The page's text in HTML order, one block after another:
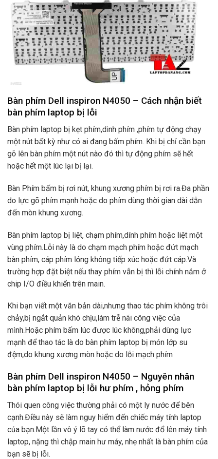
Bàn phím Dell inspiron N4050 – Cách nhận biết
bàn phím laptop bị lỗi
Bàn phím laptop bị kẹt phím,dinh phím ,phím tự động chạy
một nút bất kỳ như có ai đang bấm phím. Khi bị chỉ cần bạn
gõ lên bàn phím một nút nào đó thì tự động phím sẽ hết
hoặc hết một lúc lại bị lại.
Bàn Phím bấm bị rơi nút, khung xương phím bị rơi ra.Đa phần
do lực gõ phím mạnh hoặc do phím dùng thời gian dài dẫn
đến mòn khung xương.
Bàn phím laptop bị liệt, chạm phím,dính phím hoặc liệt một
vùng phím.Lỗi này là do chạm mạch phím hoặc đứt mạch
bàn phím, cáp phím lỏng không tiếp xúc hoặc đứt cáp.Và
trường hợp đặt biệt nếu thay phím vẫn bị thì lỗi chính nắm ở
chip I/O điều khiển trên main.
Khi bạn viết một văn bản dài,nhưng thao tác phím không trôi
chảy,bị ngắt quản khó chịu,làm trễ nãi công việc của
mình.Hoặc phím bấm lúc được lúc không,phải dùng lực
mạnh để thao tác là do bàn phím laptop bị món lớp su
đệm,do khung xương mòn hoặc do lỗi mạch phím
Bàn phím Dell inspiron N4050 – Nguyên nhân
bàn phím laptop bị lỗi hư phím , hỏng phím
Thói quen công việc thường phải có một ly nước để bên
cạnh.Điều này sẽ làm nguy hiểm đến chiếc máy tính laptop
của bạn.Một lần vô ý lõ tay có thể làm nước đổ lên máy tính
laptop, nặng thì chập main hư máy, nhẹ nhất là bàn phím của
bạn sẽ bị lỗi.